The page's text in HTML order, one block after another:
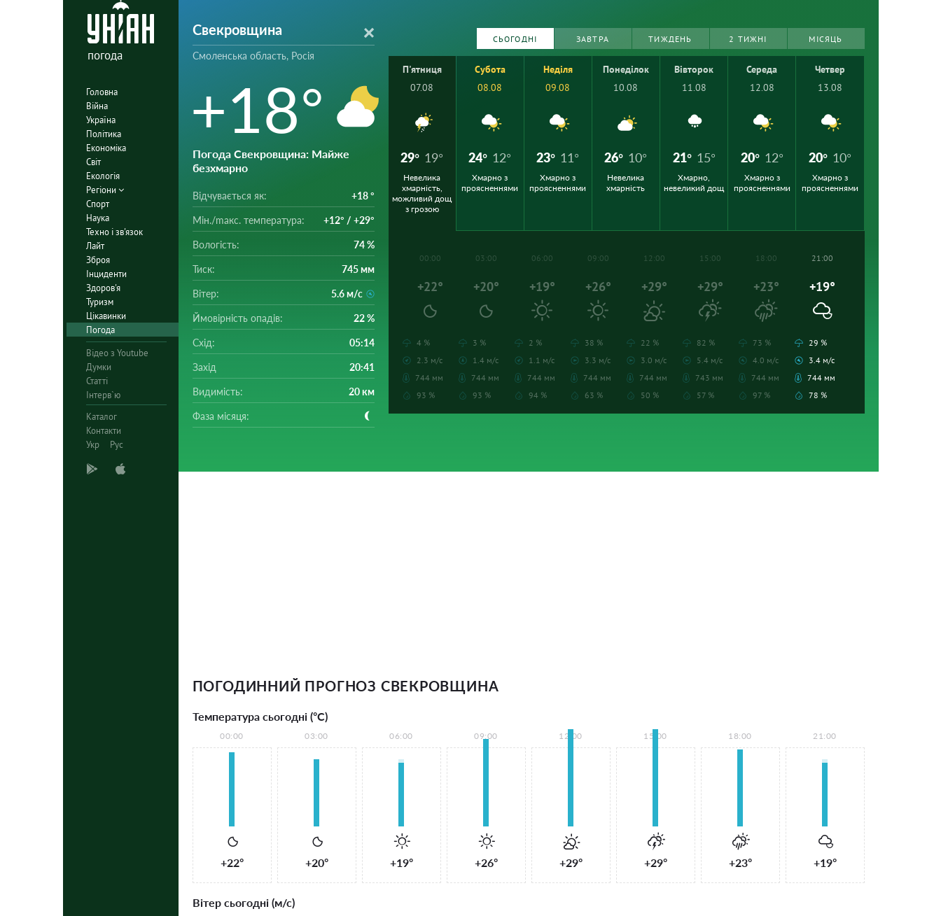
погода
Головна
Війна
Україна
Політика
Економіка
Світ
Екологія
Регіони
Спорт
Наука
Техно і зв'язок
Лайт
Зброя
Інциденти
Здоров'я
Туризм
Цікавинки
Погода
Відео з Youtube
Думки
Статті
Інтерв`ю
Каталог
Контакти
Укр
Рус
Свекровщина
Смоленська область, Росія
+18°
Погода Свекровщина: Майже
безхмарно
Відчувається як: +18 °
Мін./mакс. температура: +12° / +29°
Вологість: 74 %
Тиск: 745 мм
Вітер: 5.6 м/с
Ймовірність опадів: 22 %
Схід: 05:14
Захід 20:41
Видимість: 20 км
Фаза місяця:
СЬОГОДНІ ЗАВТРА ТИЖДЕНЬ 2 ТИЖНІ МІСЯЦЬ
П'ятниця
07.08
29° 19°
Невелика
хмарність,
можливий дощ
з грозою
Субота
08.08
24° 12°
Хмарно з
проясненнями
Неділя
09.08
23° 11°
Хмарно з
проясненнями
Понеділок
10.08
26° 10°
Невелика
хмарність
Вівторок
11.08
21° 15°
Хмарно,
невеликий дощ
Середа
12.08
20° 12°
Хмарно з
проясненнями
Четвер
13.08
20° 10°
Хмарно з
проясненнями
00:00
+22°
4 %
2.3 м/с
744 мм
93 %
03:00
+20°
3 %
1.4 м/с
744 мм
93 %
06:00
+19°
2 %
1.1 м/с
744 мм
94 %
09:00
+26°
38 %
3.3 м/с
744 мм
63 %
12:00
+29°
22 %
3.0 м/с
744 мм
50 %
15:00
+29°
82 %
5.4 м/с
743 мм
57 %
18:00
+23°
73 %
4.0 м/с
744 мм
97 %
21:00
+19°
29 %
3.4 м/с
744 мм
78 %
ПОГОДИННИЙ ПРОГНОЗ СВЕКРОВЩИНА
Температура сьогодні (°С)
00:00
+22°
03:00
+20°
06:00
+19°
09:00
+26°
12:00
+29°
15:00
+29°
18:00
+23°
21:00
+19°
Вітер сьогодні (м/с)